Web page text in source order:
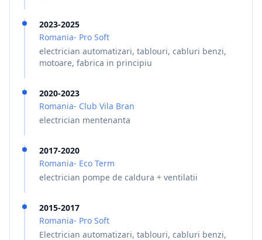
2023-2025
Romania- Pro Soft
electrician automatizari, tablouri, cabluri benzi,
motoare, fabrica in principiu
2020-2023
Romania- Club Vila Bran
electrician mentenanta
2017-2020
Romania- Eco Term
electrician pompe de caldura + ventilatii
2015-2017
Romania- Pro Soft
Electrician automatizari, tablouri, cabluri benzi,